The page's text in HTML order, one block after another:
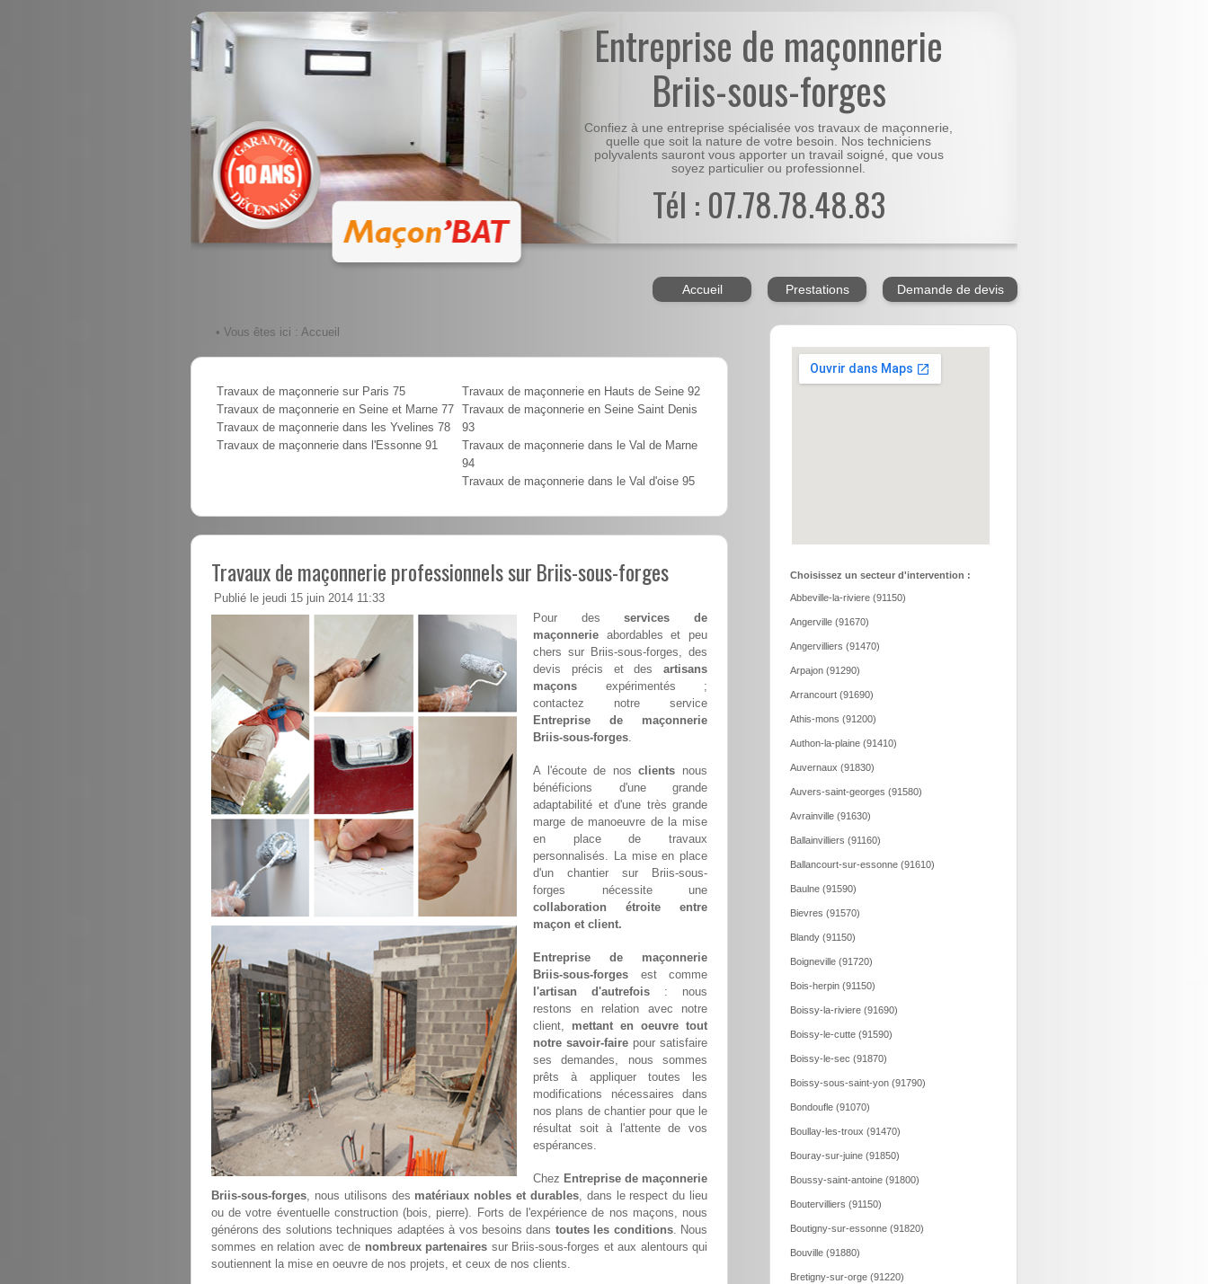
Entreprise de maçonnerie
Briis-sous-forges
Confiez à une entreprise spécialisée vos travaux de maçonnerie,
quelle que soit la nature de votre besoin. Nos techniciens
polyvalents sauront vous apporter un travail soigné, que vous
soyez particulier ou professionnel.
Tél : 07.78.78.48.83
Accueil Prestations Demande de devis
• Vous êtes ici : Accueil
Travaux de maçonnerie sur Paris 75
Travaux de maçonnerie en Seine et Marne 77
Travaux de maçonnerie dans les Yvelines 78
Travaux de maçonnerie dans l'Essonne 91
Travaux de maçonnerie en Hauts de Seine 92
Travaux de maçonnerie en Seine Saint Denis
93
Travaux de maçonnerie dans le Val de Marne
94
Travaux de maçonnerie dans le Val d'oise 95
Travaux de maçonnerie professionnels sur Briis-sous-forges
Publié le jeudi 15 juin 2014 11:33
Pour desservices de
maçonnerie abordables et peu
chers sur Briis-sous-forges, des
devis précis et des artisans
maçons expérimentés ;
contactez notre service
Entreprise de maçonnerie
Briis-sous-forges.
A l'écoute de nosclients nous
bénéficions d'une grande
adaptabilité et d'une très grande
marge de manoeuvre de la mise
en place de travaux
personnalisés. La mise en place
d'un chantier sur Briis-sous-
forges nécessite une
collaboration étroite entre
maçon et client.
Entreprise de maçonnerie
Briis-sous-forges est comme
l'artisan d'autrefois : nous
restons en relation avec notre
client, mettant en oeuvre tout
notre savoir-faire pour satisfaire
ses demandes, nous sommes
prêts à appliquer toutes les
modifications nécessaires dans
nos plans de chantier pour que le
résultat soit à l'attente de vos
espérances.
Chez Entreprise de maçonnerie
Briis-sous-forges, nous utilisons des matériaux nobles et durables, dans le respect du lieu
ou de votre éventuelle construction (bois, pierre). Forts de l'expérience de nos maçons, nous
générons des solutions techniques adaptées à vos besoins dans toutes les conditions. Nous
sommes en relation avec de nombreux partenaires sur Briis-sous-forges et aux alentours qui
soutiennent la mise en oeuvre de nos projets, et ceux de nos clients.
Choisissez un secteur d'intervention :
Abbeville-la-riviere (91150)
Angerville (91670)
Angervilliers (91470)
Arpajon (91290)
Arrancourt (91690)
Athis-mons (91200)
Authon-la-plaine (91410)
Auvernaux (91830)
Auvers-saint-georges (91580)
Avrainville (91630)
Ballainvilliers (91160)
Ballancourt-sur-essonne (91610)
Baulne (91590)
Bievres (91570)
Blandy (91150)
Boigneville (91720)
Bois-herpin (91150)
Boissy-la-riviere (91690)
Boissy-le-cutte (91590)
Boissy-le-sec (91870)
Boissy-sous-saint-yon (91790)
Bondoufle (91070)
Boullay-les-troux (91470)
Bouray-sur-juine (91850)
Boussy-saint-antoine (91800)
Boutervilliers (91150)
Boutigny-sur-essonne (91820)
Bouville (91880)
Bretigny-sur-orge (91220)